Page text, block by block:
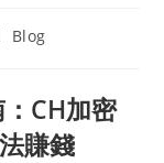
Blog
CH加密
賺錢